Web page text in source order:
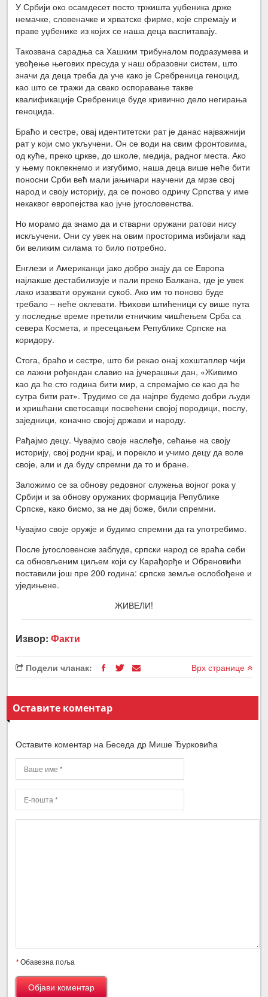
У Србији око осамдесет посто тржишта уџбеника држе
немачке, словеначке и хрватске фирме, које спремају и
праве уџбенике из којих се наша деца васпитавају.
Такозвана сарадња са Хашким трибуналом подразумева и
увођење његових пресуда у наш образовни систем, што
значи да деца треба да уче како је Сребреница геноцид,
као што се тражи да свако оспоравање такве
квалификације Сребренице буде кривично дело негирања
геноцида.
Браћо и сестре, овај идентитетски рат је данас најважнији
рат у који смо укључени. Он се води на свим фронтовима,
од куће, преко цркве, до школе, медија, радног места. Ако
у њему поклекнемо и изгубимо, наша деца више неће бити
поносни Срби већ мали јањичари научени да мрзе свој
народ и своју историју, да се поново одричу Српства у име
некаквог европејства као јуче југословенства.
Но морамо да знамо да и стварни оружани ратови нису
искључени. Они су увек на овим просторима избијали кад
би великим силама то било потребно.
Енглези и Американци јако добро знају да се Европа
најлакше дестабилизује и пали преко Балкана, где је увек
лако изазвати оружани сукоб. Ако им то поново буде
требало – неће оклевати. Њихови штићеници су више пута
у последње време претили етничким чишћењем Срба са
севера Космета, и пресецањем Републике Српске на
коридору.
Стога, браћо и сестре, што би рекао онај хохштаплер чији
се лажни рођендан славио на јучерашњи дан, «Живимо
као да ће сто година бити мир, а спремајмо се као да ће
сутра бити рат». Трудимо се да најпре будемо добри људи
и хришћани светосавци посвећени својој породици, послу,
заједници, коначно својој држави и народу.
Рађајмо децу. Чувајмо своје наслеђе, сећање на своју
историју, свој родни крај, и порекло и учимо децу да воле
своје, али и да буду спремни да то и бране.
Заложимо се за обнову редовног служења војног рока у
Србији и за обнову оружаних формација Републике
Српске, како бисмо, за не дај боже, били спремни.
Чувајмо своје оружје и будимо спремни да га употребимо.
После југословенске заблуде, српски народ се враћа себи
са обновљеним циљем који су Карађорђе и Обреновићи
поставили још пре 200 година: српске земље ослобођене и
уједињене.
ЖИВЕЛИ!
Извор:Факти
Подели чланак: Врх странице
Оставите коментар
Оставите коментар на Беседа др Мише Ђурковића
*Обавезна поља